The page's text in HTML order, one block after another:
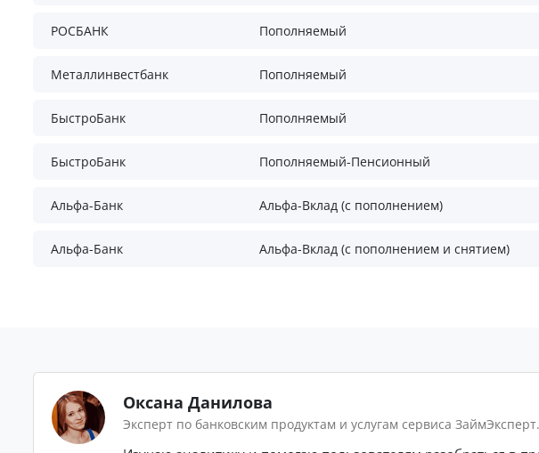
РОСБАНК Пополняемый
Металлинвестбанк Пополняемый
БыстроБанк Пополняемый
БыстроБанк Пополняемый-Пенсионный
Альфа-Банк Альфа-Вклад (с пополнением)
Альфа-Банк Альфа-Вклад (с пополнением и снятием)
Оксана Данилова
Эксперт по банковским продуктам и услугам сервиса